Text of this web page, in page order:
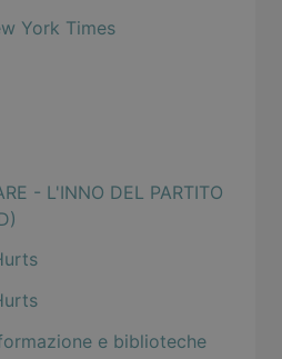
York Times
- L'INNO DEL PARTITO
e biblioteche